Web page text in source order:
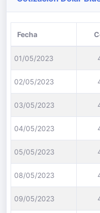
Fecha
01/05/2023
02/05/2023
03/05/2023
04/05/2023
05/05/2023
08/05/2023
09/05/2023